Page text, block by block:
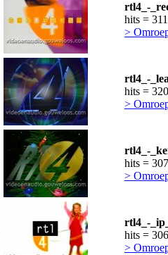
rtl4_-
hits =
>
rtl4_-
hits =
>
rtl4_-
hits =
>
rtl4_-
hits =
>